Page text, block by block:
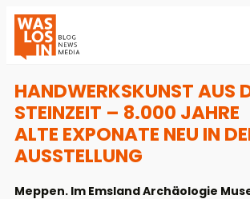
HANDWERKSKUNST AUS
STEINZEIT – 8.000 JAHRE
ALTE EXPONATE NEU IN
AUSSTELLUNG
Meppen. Im Emsland Archäologie